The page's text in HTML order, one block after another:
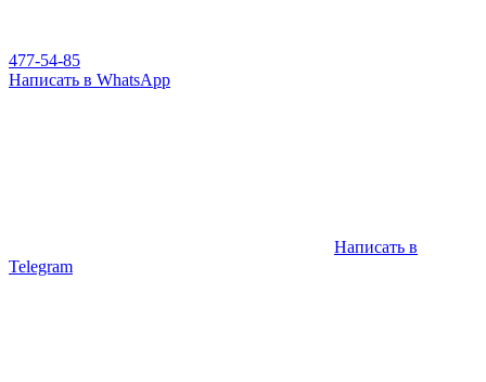
477-54-85
Написать в WhatsApp
Написать в
Telegram